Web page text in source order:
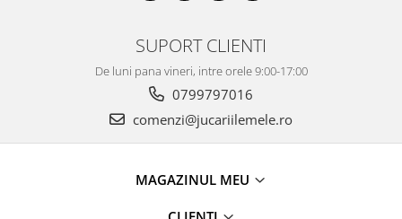
SUPORT CLIENTI
De luni pana vineri, intre orele 9:00-17:00
0799797016
comenzi@jucariilemele.ro
MAGAZINUL MEU